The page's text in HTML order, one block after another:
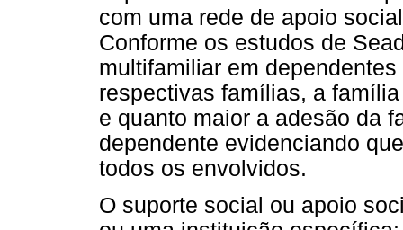
com uma rede de apoio
Conforme os estudos de
multifamiliar em
respectivas famílias, a
e quanto maior a adesão da
dependente evidenciando
todos os envolvidos.
O suporte social ou apoio